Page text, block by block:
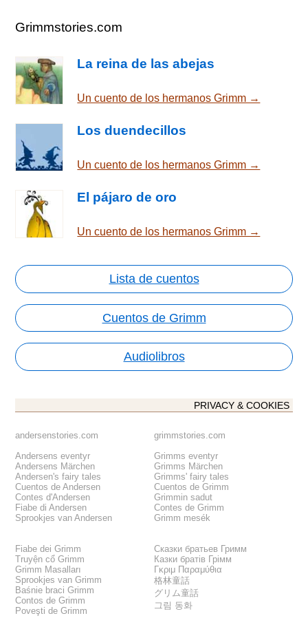
Grimmstories.com
La reina de las abejas
Un cuento de los hermanos Grimm →
Los duendecillos
Un cuento de los hermanos Grimm →
El pájaro de oro
Un cuento de los hermanos Grimm →
Lista de cuentos
Cuentos de Grimm
Audiolibros
PRIVACY & COOKIES
andersenstories.com
Andersens eventyr
Andersens Märchen
Andersen's fairy tales
Cuentos de Andersen
Contes d'Andersen
Fiabe di Andersen
Sprookjes van Andersen
grimmstories.com
Grimms eventyr
Grimms Märchen
Grimms' fairy tales
Cuentos de Grimm
Grimmin sadut
Contes de Grimm
Grimm mesék
Fiabe dei Grimm
Truyện cổ Grimm
Grimm Masalları
Sprookjes van Grimm
Baśnie braci Grimm
Contos de Grimm
Poveşti de Grimm
Сказки братьев Гримм
Казки братів Грімм
Γκριμ Παραμύθια
格林童話
グリム童話
그림 동화